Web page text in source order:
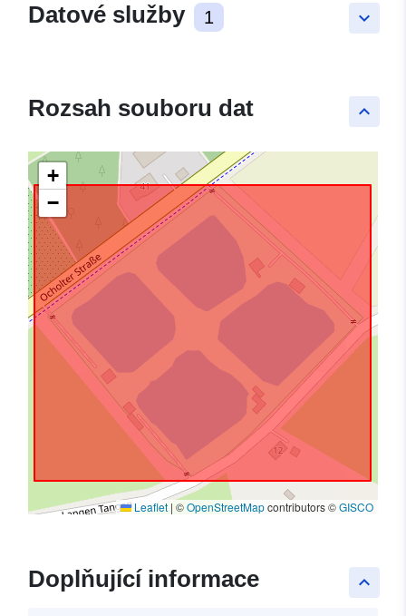
keyboard_arrow_down
Datové služby 1
keyboard_arrow_up
Rozsah souboru dat
+
−
Leaflet | ©OpenStreetMapcontributors ©GISCO
keyboard_arrow_up
Doplňující informace